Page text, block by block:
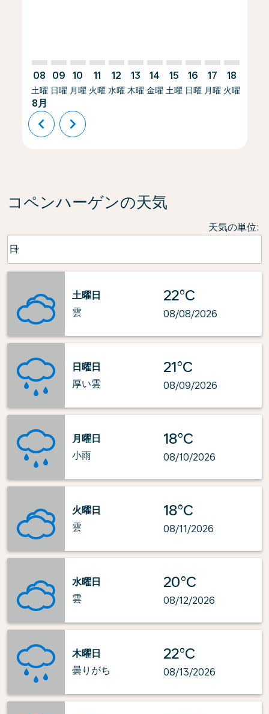
08
土曜
8月
09
日曜
10
月曜
11
火曜
12
水曜
13
木曜
14
金曜
15
土曜
16
日曜
17
月曜
18
火曜
chevron_left chevron_right
コペンハーゲンの天気
天気の単位:
Weather unit option 日 Selected
日
keyboard_arrow_down
土曜日
雲
22°C
08/08/2026
日曜日
厚い雲
21°C
08/09/2026
月曜日
小雨
18°C
08/10/2026
火曜日
雲
18°C
08/11/2026
水曜日
雲
20°C
08/12/2026
木曜日
曇りがち
22°C
08/13/2026